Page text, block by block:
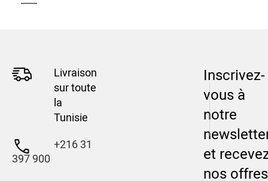
Livraison
sur toute
la
Tunisie
+216 31
397 900
Inscrivez-
vous à
notre
et
nos offres